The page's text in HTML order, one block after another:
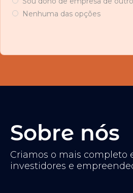
Nenhuma das opções
Sobre nós
Criamos o mais completo
investidores e